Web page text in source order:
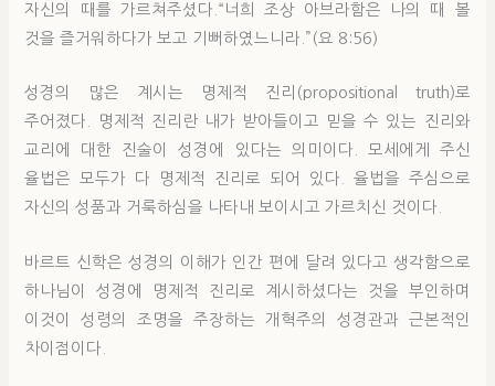
자신의 때를 가르쳐주셨다.“너희 조상 아브라함은 나의 때 볼
것을 즐거워하다가 보고 기뻐하였느니라.”(요 8:56)
성경의 많은 계시는 명제적 진리(propositional truth)로
주어졌다. 명제적 진리란 내가 받아들이고 믿을 수 있는 진리와
교리에 대한 진술이 성경에 있다는 의미이다. 모세에게 주신
율법은 모두가 다 명제적 진리로 되어 있다. 율법을 주심으로
자신의 성품과 거룩하심을 나타내 보이시고 가르치신 것이다.
바르트 신학은 성경의 이해가 인간 편에 달려 있다고 생각함으로
하나님이 성경에 명제적 진리로 계시하셨다는 것을 부인하며
이것이 성령의 조명을 주장하는 개혁주의 성경관과 근본적인
차이점이다.